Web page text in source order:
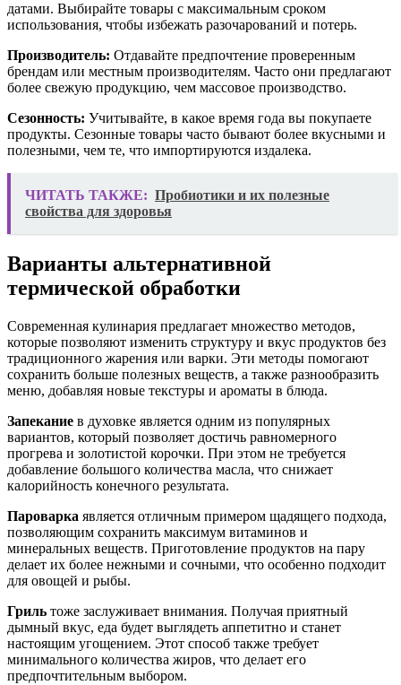
датами. Выбирайте товары с максимальным сроком
использования, чтобы избежать разочарований и потерь.
Производитель: Отдавайте предпочтение проверенным
брендам или местным производителям. Часто они предлагают
более свежую продукцию, чем массовое производство.
Сезонность: Учитывайте, в какое время года вы покупаете
продукты. Сезонные товары часто бывают более вкусными и
полезными, чем те, что импортируются издалека.
ЧИТАТЬ ТАКЖЕ: Пробиотики и их полезные
свойства для здоровья
Варианты альтернативной
термической обработки
Современная кулинария предлагает множество методов,
которые позволяют изменить структуру и вкус продуктов без
традиционного жарения или варки. Эти методы помогают
сохранить больше полезных веществ, а также разнообразить
меню, добавляя новые текстуры и ароматы в блюда.
Запекание в духовке является одним из популярных
вариантов, который позволяет достичь равномерного
прогрева и золотистой корочки. При этом не требуется
добавление большого количества масла, что снижает
калорийность конечного результата.
Пароварка является отличным примером щадящего подхода,
позволяющим сохранить максимум витаминов и
минеральных веществ. Приготовление продуктов на пару
делает их более нежными и сочными, что особенно подходит
для овощей и рыбы.
Гриль тоже заслуживает внимания. Получая приятный
дымный вкус, еда будет выглядеть аппетитно и станет
настоящим угощением. Этот способ также требует
минимального количества жиров, что делает его
предпочтительным выбором.